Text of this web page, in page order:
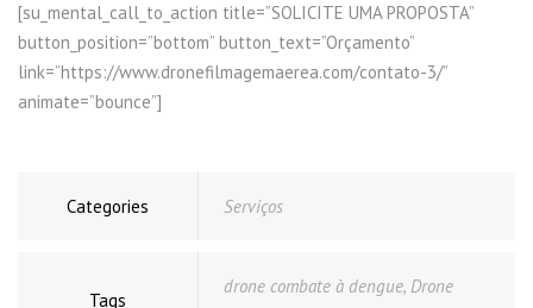
[su_mental_call_to_action title=”SOLICITE UMA PROPOSTA”
button_position=”bottom” button_text=”Orçamento”
link=”https://www.dronefilmagemaerea.com/contato-3/”
animate=”bounce”]
Categories Serviços
Tags
drone combate à dengue, Drone